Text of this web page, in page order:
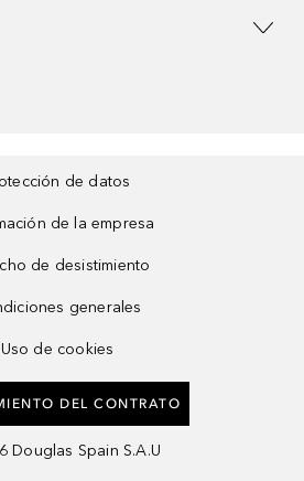
de datos
de la empresa
de desistimiento
generales
Uso de cookies
DEL CONTRATO
Douglas Spain S.A.U